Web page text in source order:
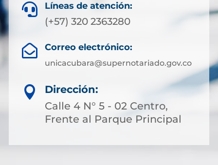
 Líneas de atención:
(+57) 320 2363280
 Correo electrónico:
unicacubara@supernotariado.gov.co

Dirección:
Calle 4 N° 5 - 02 Centro,
Frente al Parque Principal